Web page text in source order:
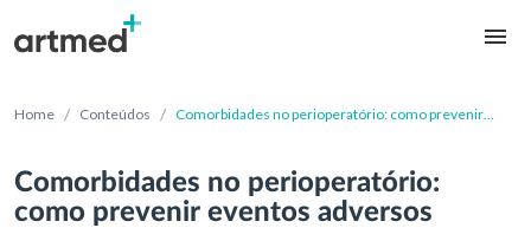
Home / Conteúdos / Comorbidades no perioperatório: como prevenir
Comorbidades no perioperatório:
como prevenir eventos adversos